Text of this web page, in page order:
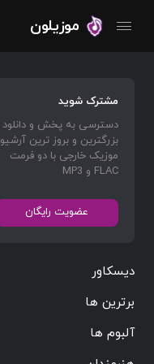
موزیلون
مشترک شوید
دسترسی به پخش و دانلود
بزرگترین و بروز ترین آرشیو
موزیک خارجی با دو فرمت
FLAC و MP3
عضویت رایگان
دیسکاور
برترین ها
آلبوم ها
Midnig
ht
Rambl
er
(Live
At
Univer
Leeds
/ 1971)
The
Rolling